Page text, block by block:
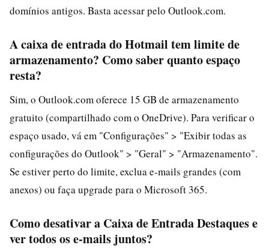
domínios antigos. Basta acessar pelo Outlook.com.
A caixa de entrada do Hotmail tem limite de
armazenamento? Como saber quanto espaço
resta?
Sim, o Outlook.com oferece 15 GB de armazenamento
gratuito (compartilhado com o OneDrive). Para verificar o
espaço usado, vá em "Configurações" > "Exibir todas as
configurações do Outlook" > "Geral" > "Armazenamento".
Se estiver perto do limite, exclua e-mails grandes (com
anexos) ou faça upgrade para o Microsoft 365.
Como desativar a Caixa de Entrada Destaques e
ver todos os e-mails juntos?